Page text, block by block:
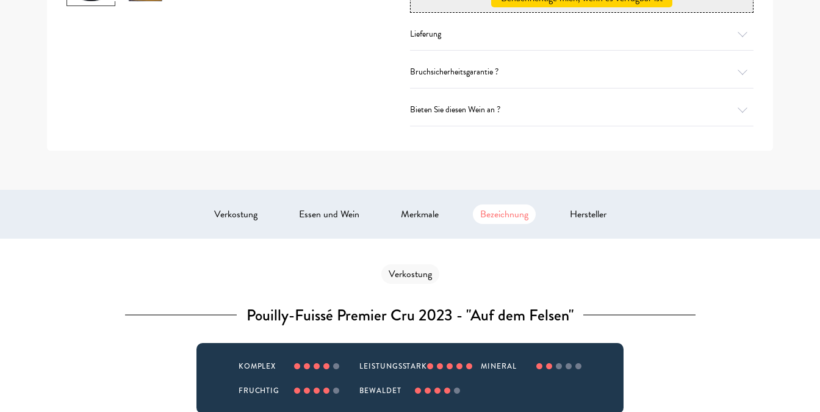
Lieferung
Bruchsicherheitsgarantie ?
Bieten Sie diesen Wein an ?
Verkostung Essen und Wein Merkmale Bezeichnung Hersteller
Verkostung
Pouilly-Fuissé Premier Cru 2023 - "Auf dem Felsen"
KOMPLEX LEISTUNGSSTARK MINERAL
FRUCHTIG BEWALDET